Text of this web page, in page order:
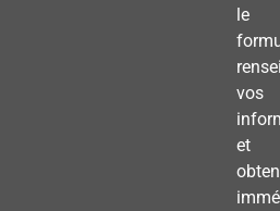
le
vos
et